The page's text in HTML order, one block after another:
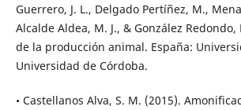
Guerrero, J. L., Delgado Pertíñez, M.,
Alcalde Aldea, M. J., & González Redondo,
de la producción animal. España:
Universidad de Córdoba.
• Castellanos Alva, S. M. (2015).